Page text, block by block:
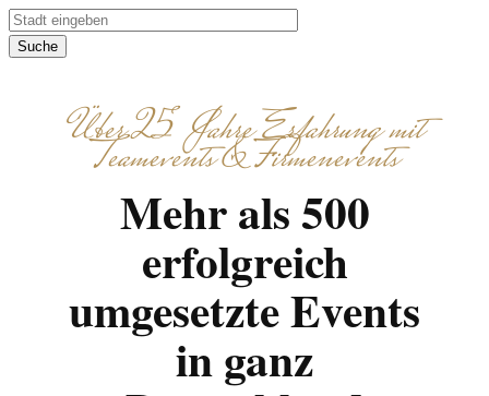
Suche
Über 25 Jahre Erfahrung mit
Teamevents & Firmenevents
Mehr als 500
erfolgreich
umgesetzte Events
in ganz